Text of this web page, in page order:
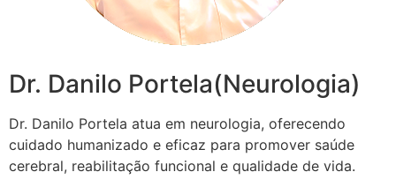
Dr. Danilo Portela(Neurologia)
Dr. Danilo Portela atua em neurologia, oferecendo
cuidado humanizado e eficaz para promover saúde
cerebral, reabilitação funcional e qualidade de vida.